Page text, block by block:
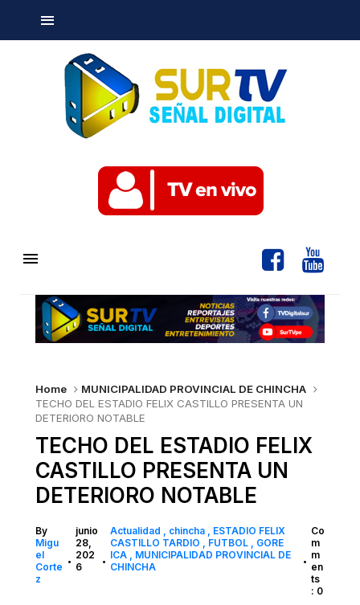
Home
MUNICIPALIDAD PROVINCIAL DE CHINCHA
TECHO DEL ESTADIO FELIX CASTILLO PRESENTA UN
DETERIORO NOTABLE
TECHO DEL ESTADIO FELIX
CASTILLO PRESENTA UN
DETERIORO NOTABLE
By
Migu
el
Corte
z
•
junio
28,
202
6
•
Actualidad chincha
ESTADIO FELIX
CASTILLO TARDIO
FUTBOL
GORE
ICA
MUNICIPALIDAD PROVINCIAL DE
CHINCHA
•
Co
m
m
en
ts
: 0